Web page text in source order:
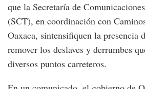
que la Secretaría de
(SCT), en coordinación con
Oaxaca, sintensifiquen la presencia
remover los deslaves y derrumbes
diversos puntos carreteros.